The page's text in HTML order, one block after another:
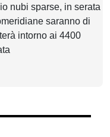
nubi sparse, in serata
saranno di
intorno ai 4400